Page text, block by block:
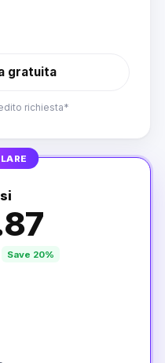
gratuita
richiesta*
Save 20%